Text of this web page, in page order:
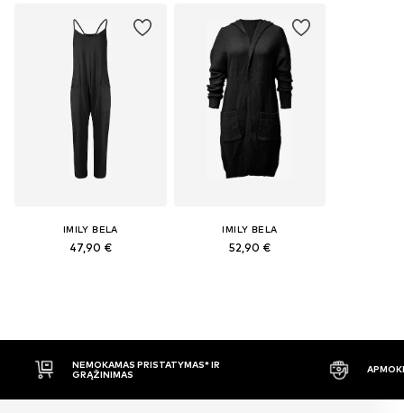
IMILY BELA
47,90 €
IMILY BELA
52,90 €
APMOKĖJIMAS PRISTAČIUS 30 DIENŲ